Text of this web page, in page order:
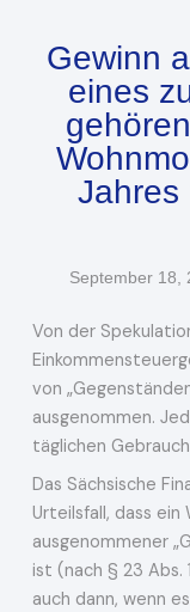
Gewinn
eines
Jahres
September 18,
Von der
von
ausgenommen.
täglichen
Das Sächsische
Urteilsfall, dass
ausgenommener
ist (nach § 23 Abs.
auch dann, wenn